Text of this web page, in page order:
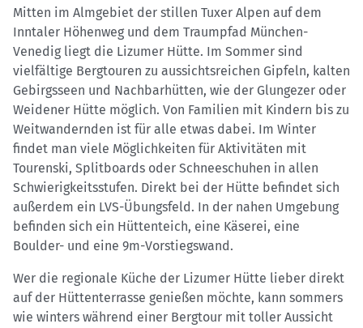
Mitten im Almgebiet der stillen Tuxer Alpen auf dem
Inntaler Höhenweg und dem Traumpfad München-
Venedig liegt die Lizumer Hütte. Im Sommer sind
vielfältige Bergtouren zu aussichtsreichen Gipfeln, kalten
Gebirgsseen und Nachbarhütten, wie der Glungezer oder
Weidener Hütte möglich. Von Familien mit Kindern bis zu
Weitwandernden ist für alle etwas dabei. Im Winter
findet man viele Möglichkeiten für Aktivitäten mit
Tourenski, Splitboards oder Schneeschuhen in allen
Schwierigkeitsstufen. Direkt bei der Hütte befindet sich
außerdem ein LVS-Übungsfeld. In der nahen Umgebung
befinden sich ein Hüttenteich, eine Käserei, eine
Boulder- und eine 9m-Vorstiegswand.
Wer die regionale Küche der Lizumer Hütte lieber direkt
auf der Hüttenterrasse genießen möchte, kann sommers
wie winters während einer Bergtour mit toller Aussicht